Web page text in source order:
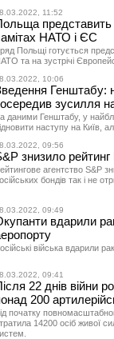
11:52
представить
НАТО і ЄС
Польщі готується
та на зустрічі
10:06
Генштабу:
зусилля
даними Генштабу, у
наступу на Київ,
09:56
знизило
агентство S&P
бондів так і не
09:49
вдарили
війська вдарили
09:41
22 днів війни
200
початку
14200 осіб живої